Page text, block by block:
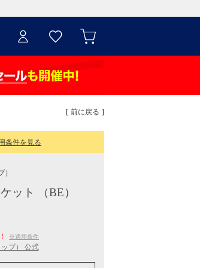
[ 前に戻る ]
条件を見る
ット （BE）
※適用条件
プ） 公式